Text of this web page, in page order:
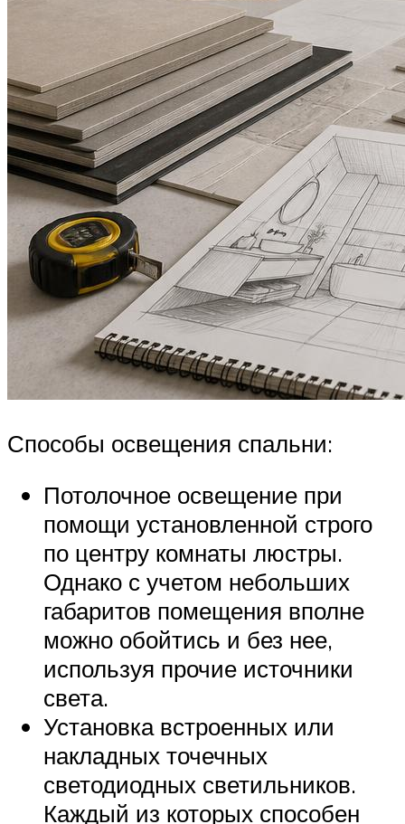
Способы освещения спальни:
Потолочное освещение при
помощи установленной строго
по центру комнаты люстры.
Однако с учетом небольших
габаритов помещения вполне
можно обойтись и без нее,
используя прочие источники
света.
Установка встроенных или
накладных точечных
светодиодных светильников.
Каждый из которых способен